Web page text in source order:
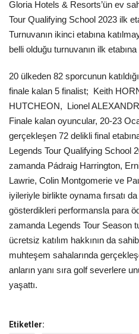
Köşe Yazarları
Gloria Hotels & Resorts’ün ev
Tour Qualifying School 2023 ilk
Turnuvanın ikinci etabına
belli olduğu turnuvanın ilk
20 ülkeden 82 sporcunun
finale kalan 5 finalist; Keith
HUTCHEON, Lionel
Finale kalan oyuncular, 20-23
gerçekleşen 72 delikli final
Legends Tour Qualifying School
zamanda Pádraig Harrington,
Lawrie, Colin Montgomerie ve
iyileriyle birlikte oynama fırsatı
gösterdikleri performansla para
zamanda Legends Tour Season
ücretsiz katılım hakkının da
muhteşem sahalarında
anların yanı sıra golf severlere
yaşattı.
Etiketler: